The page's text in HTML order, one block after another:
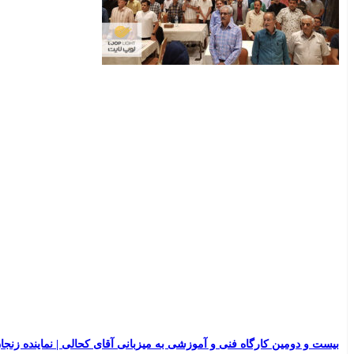
بیست و دومین کارگاه فنی و آموزشی به میزبانی آقای کحالی | نماینده زنجان